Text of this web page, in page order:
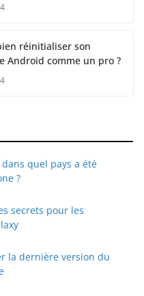
réinitialiser son
Android comme un pro ?
quel pays a été
?
secrets pour les
la dernière version du